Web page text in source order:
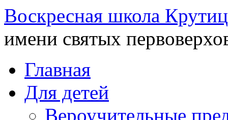
Воскресная школа
имени святых
Главная
Для детей
Вероучительные